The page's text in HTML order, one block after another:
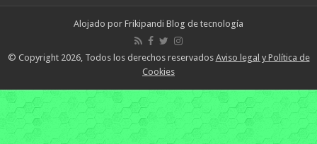
Alojado por Frikipandi Blog de tecnología
© Copyright 2026, Todos los derechos reservados Aviso legal y Política de
Cookies